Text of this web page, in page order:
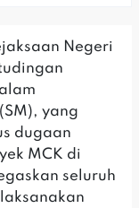
Negeri
yang
dugaan
MCK di
seluruh